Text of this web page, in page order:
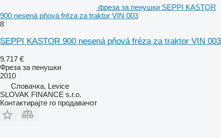
фреза за пенушки SEPPI KASTOR
900 nesená pňová fréza za traktor VIN 003
8
SEPPI KASTOR 900 nesená pňová fréza za traktor VIN 003
9.717 €
Фреза за пенушки
2010
Словачка, Levice
SLOVAK FINANCE s.r.o.
Контактирајте го продавачот